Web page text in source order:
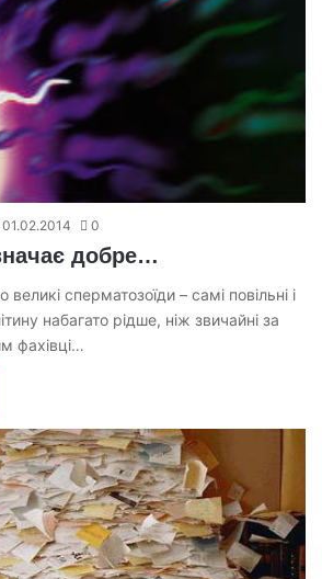
01.02.2014 0
добре…
сперматозоїди – самі повільні і
набагато рідше, ніж звичайні за
фахівці…